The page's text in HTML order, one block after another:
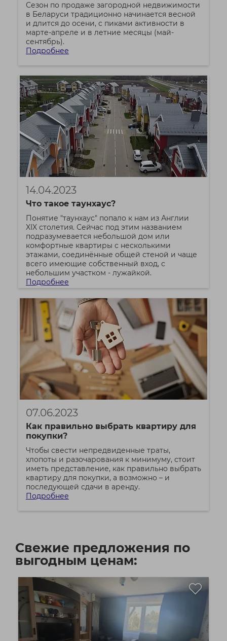
Сезон по продаже загородной недвижимости
в Беларуси традиционно начинается весной
и длится до осени, с пиками активности в
марте-апреле и в летние месяцы (май-
сентябрь).
Подробнее
14.04.2023
Что такое таунхаус?
Понятие "таунхаус" попало к нам из Англии
XIX столетия. Сейчас под этим названием
подразумевается небольшой дом или
комфортные квартиры с несколькими
этажами, соединённые общей стеной и чаще
всего имеющие собственный вход, с
небольшим участком - лужайкой.
Подробнее
07.06.2023
Как правильно выбрать квартиру для
покупки?
Чтобы свести непредвиденные траты,
хлопоты и разочарования к минимуму, стоит
иметь представление, как правильно выбрать
квартиру для покупки, а возможно – и
последующей сдачи в аренду.
Подробнее
Свежие предложения по
выгодным ценам: